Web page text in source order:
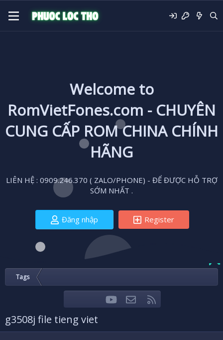
Welcome to
RomVietFones.com - CHUYÊN
CUNG CẤP ROM CHINA CHÍNH
HÃNG
LIÊN HỆ : 0909.246.370 ( ZALO/PHONE) - ĐỂ ĐƯỢC HỖ TRỢ
SỚM NHẤT .
Đăng nhập Register
Tags
FacebookTwitteryoutubeLiên hệ
g3508j file tieng viet